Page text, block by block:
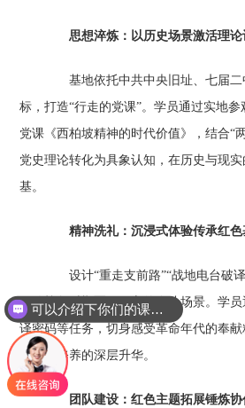
思想淬炼：以历史场景激活理论
基地依托中共中央旧址、七届二
标，打造“行走的党课”。学员通过实地
党课《西柏坡精神的时代价值》，结合“
党史理论转化为具象认知，在历史与现
基。
精神洗礼：沉浸式体验传承红色
设计“重走支前路”“战地电台破译
解放战争时期军民一心的奋斗场景。学
译密码等任务，切身感受革命年代的奉
现党性修养的深层升华。
团队建设：红色主题拓展锤炼协
可以介绍下你们的课程吗？